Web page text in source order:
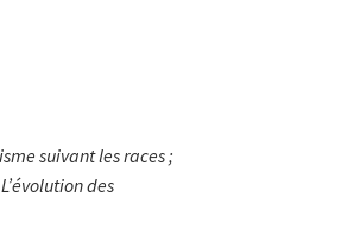
suivant les races ;
des